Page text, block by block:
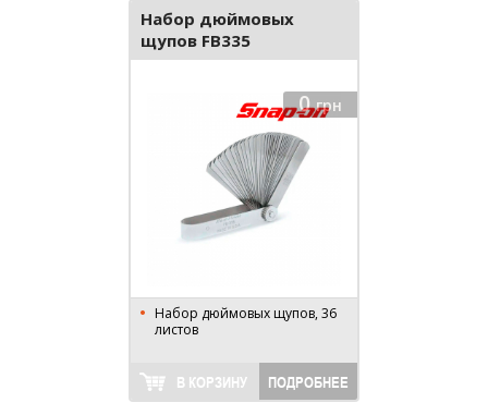
Набор дюймовых
щупов FB335
0грн
Набор дюймовых щупов, 36
листов
В КОРЗИНУ ПОДРОБНЕЕ